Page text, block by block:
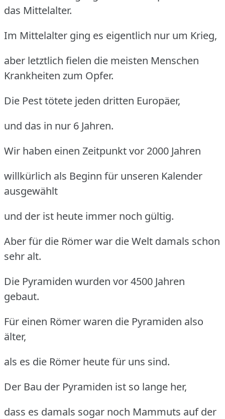
das Mittelalter.
Im Mittelalter ging es eigentlich nur um Krieg,
aber letztlich fielen die meisten Menschen
Krankheiten zum Opfer.
Die Pest tötete jeden dritten Europäer,
und das in nur 6 Jahren.
Wir haben einen Zeitpunkt vor 2000 Jahren
willkürlich als Beginn für unseren Kalender
ausgewählt
und der ist heute immer noch gültig.
Aber für die Römer war die Welt damals schon
sehr alt.
Die Pyramiden wurden vor 4500 Jahren
gebaut.
Für einen Römer waren die Pyramiden also
älter,
als es die Römer heute für uns sind.
Der Bau der Pyramiden ist so lange her,
dass es damals sogar noch Mammuts auf der